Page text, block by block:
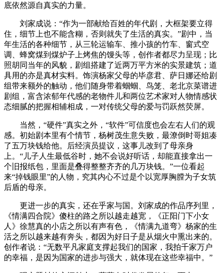
底依然源自真实的力量。
刘家成说：“作为一部献给百姓的年代剧，大框架要立得
住，细节上也不能含糊，否则就失了生活的真实。”剧中，当
年生活的各种细节，从三轮运输车、推小孩的竹车、窗式空
调、蜂窝煤到煤炉子上烤焦的馒头等，创作者都尽力呈现；比
照胡同当年的风貌，剧组搭建了近两万平方米的实景建筑；道
具用的亦是真材实料。饰演杨家父母的毕彦君、萨日娜还给剧
组带来额外的触动，他们随身带着蝈蝈、鸟笼、老北京菜谱进
剧组，富含浓郁年代感的老物件儿和两位艺术家对人物情感状
态细腻的把握相辅相成，一对传统父母的爱与罚跃然荧屏。
当然，“硬件”真实之外，“软件”可信度也会左右人们的观
感。初始剧本里有个情节，杨树茂生意失败，最潦倒时哥姐凑
了五万块钱给他。后经演员提议，这事儿改到了母亲身
上。“儿子人生最低谷时，她不会说好听话，却能直接拿出一
个旧报纸包，里面是叠得整整齐齐的几万块钱。”一位看起
来“掉钱眼里”的人物，究其内心不过是个以宽厚胸膛为子女筑
后盾的母亲。
更进一步的真实，还在乎家与国。刘家成的作品序列里，
《情满四合院》傻柱的路之所以越走越宽，《正阳门下小女
人》徐慧真的小店之所以有声有色，《情满九道弯》杨家的生
活之所以越来越有奔头，都因为好日子是从烟火中熏出来的。
创作者说：“无数平凡家庭支撑起我们的国家，我拍千家万户
的幸福，是因为国家的进步与强大，就体现在这些幸福中。”